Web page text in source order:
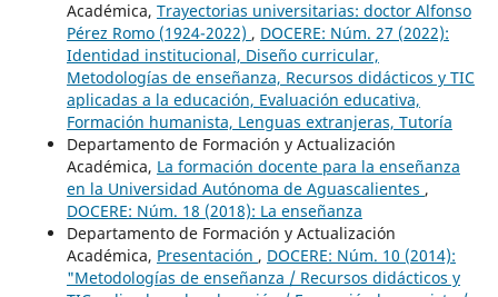
Académica, Trayectorias universitarias: doctor Alfonso
Pérez Romo (1924-2022) , DOCERE: Núm. 27 (2022):
Identidad institucional, Diseño curricular,
Metodologías de enseñanza, Recursos didácticos y TIC
aplicadas a la educación, Evaluación educativa,
Formación humanista, Lenguas extranjeras, Tutoría
Departamento de Formación y Actualización
Académica, La formación docente para la enseñanza
en la Universidad Autónoma de Aguascalientes ,
DOCERE: Núm. 18 (2018): La enseñanza
Departamento de Formación y Actualización
Académica, Presentación , DOCERE: Núm. 10 (2014):
"Metodologías de enseñanza / Recursos didácticos y